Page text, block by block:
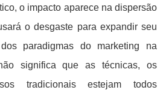
o impacto aparece na dispersão
o desgaste para expandir seu
paradigmas do marketing na
significa que as técnicas, os
tradicionais estejam todos